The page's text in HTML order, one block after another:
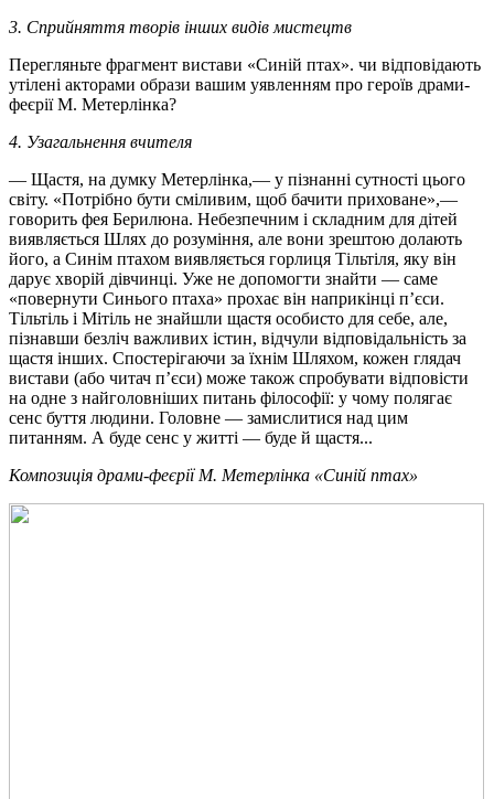
3. Сприйняття творів інших видів мистецтв
Перегляньте фрагмент вистави «Синій птах». чи відповідають
утілені акторами образи вашим уявленням про героїв драми-
феєрії М. Метерлінка?
4. Узагальнення вчителя
— Щастя, на думку Метерлінка,— у пізнанні сутності цього
світу. «Потрібно бути сміливим, щоб бачити приховане»,—
говорить фея Берилюна. Небезпечним і складним для дітей
виявляється Шлях до розуміння, але вони зрештою долають
його, а Синім птахом виявляється горлиця Тільтіля, яку він
дарує хворій дівчинці. Уже не допомогти знайти — саме
«повернути Синього птаха» прохає він наприкінці п’єси.
Тільтіль і Мітіль не знайшли щастя особисто для себе, але,
пізнавши безліч важливих істин, відчули відповідальність за
щастя інших. Спостерігаючи за їхнім Шляхом, кожен глядач
вистави (або читач п’єси) може також спробувати відповісти
на одне з найголовніших питань філософії: у чому полягає
сенс буття людини. Головне — замислитися над цим
питанням. А буде сенс у житті — буде й щастя...
Композиція драми-феєрії М. Метерлінка «Синій птах»